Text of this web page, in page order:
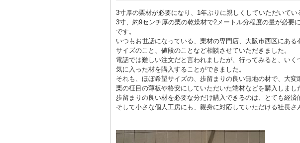
3寸厚の栗材が必要になり、1年ぶりに親しくしていただいて
3寸、約9センチ厚の栗の乾燥材で2メートル分程度の量が必要
です。
いつもお世話になっている、栗材の専門店、大阪市西区にあ
サイズのこと、値段のことなど相談させていただきました。
電話では難しい注文だと言われましたが、行ってみると、いく
気に入った材を購入することができました。
それも、ほぼ希望サイズの、歩留まりの良い無地の材で、大変
栗の柾目の薄板や格安にしていただいた端材などを購入しまし
歩留まりの良い材を必要な分だけ購入できるのは、とても経済
そして小さな個人工房にも、親身に対応していただける社長さ